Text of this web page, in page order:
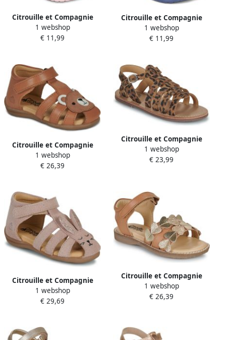
Citrouille et Compagnie
Platte sandalen PELIO
1 webshop
€ 11,99
Citrouille et Compagnie
Platte sandalen PELIO
1 webshop
€ 11,99
Citrouille et Compagnie
Platte sandalen JAMINO
1 webshop
€ 26,39
Citrouille et Compagnie
Platte sandalen INALA
1 webshop
€ 23,99
Citrouille et Compagnie
Platte sandalen JAMINO
1 webshop
€ 29,69
Citrouille et Compagnie
Platte sandalen AURA
1 webshop
€ 26,39